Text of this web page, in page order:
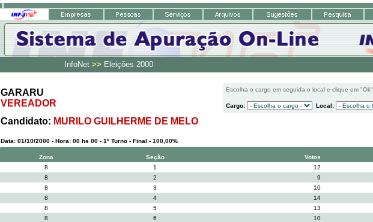
InfoNet >> Eleições 2000
GARARU
VEREADOR
Escolha o cargo em seguida o local e clique em "Ok"
Cargo: Local:
Candidato: MURILO GUILHERME DE MELO
Data: 01/10/2000 - Hora: 00 hs 00 - 1º Turno - Final - 100,00%
Zona Seção Votos
8
1 12
8
2 9
8
3 10
8
4 14
8
5 13
8
6 10